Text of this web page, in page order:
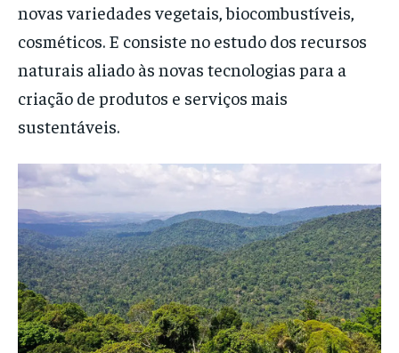
novas variedades vegetais, biocombustíveis,
cosméticos. E consiste no estudo dos recursos
naturais aliado às novas tecnologias para a
criação de produtos e serviços mais
sustentáveis.